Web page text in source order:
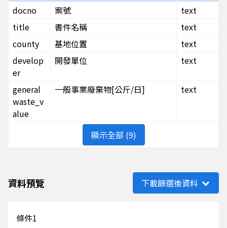
docno
案號
text
title
書件名稱
text
county
基地位置
text
develop
er
開發單位 text
general
waste_v
alue
一般事業廢棄物[公斤/日] text
顯示全部 (9)
資料預覽 下載篩選後資料
條件1